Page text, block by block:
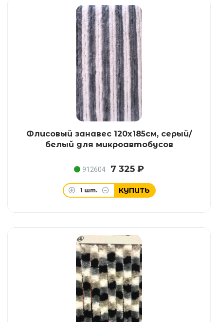
Флисовый занавес 120x185см, серый/
белый для микроавтобусов
912604 7 325 ₽
1 шт. КУПИТЬ